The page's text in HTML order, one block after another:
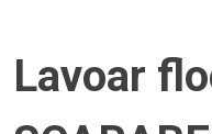
Lavoar